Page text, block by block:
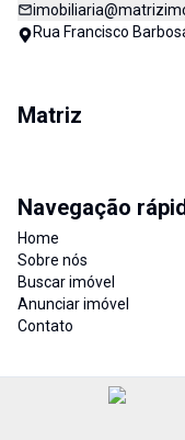
Rua Francisco
Matriz
Navegação
Home
Sobre nós
Buscar imóvel
Anunciar imóvel
Contato